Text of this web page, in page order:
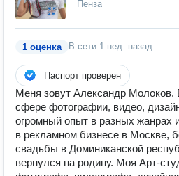
Пенза
1 оценка В сети 1 нед. назад
Паспорт проверен
Меня зовут Александр Молоков.
сфере фотографии, видео,
огромный опыт в разных жанрах
в рекламном бизнесе в Москве,
свадьбы в Доминиканской
вернулся на родину. Моя Арт-